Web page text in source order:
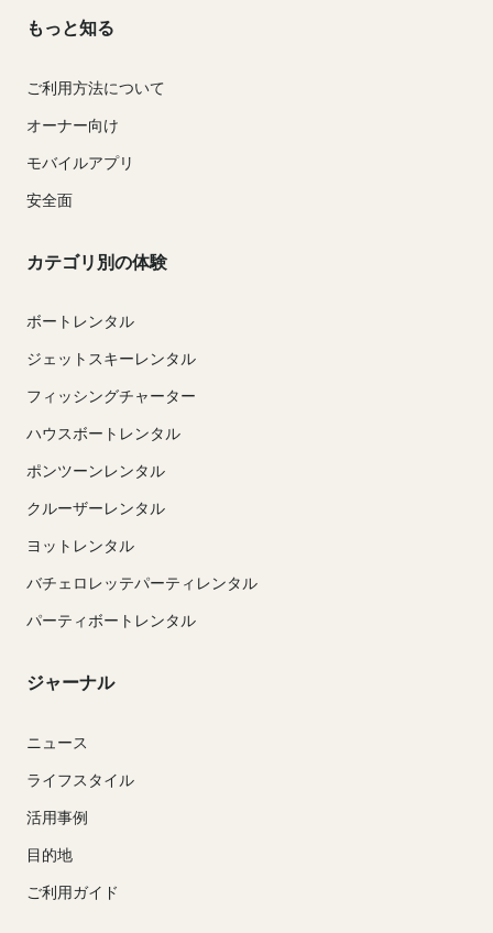
もっと知る
ご利用方法について
オーナー向け
モバイルアプリ
安全面
カテゴリ別の体験
ボートレンタル
ジェットスキーレンタル
フィッシングチャーター
ハウスボートレンタル
ポンツーンレンタル
クルーザーレンタル
ヨットレンタル
バチェロレッテパーティレンタル
パーティボートレンタル
ジャーナル
ニュース
ライフスタイル
活用事例
目的地
ご利用ガイド